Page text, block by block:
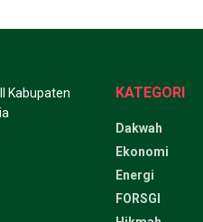
Kabupaten
KATEGORI
Dakwah
Ekonomi
Energi
FORSGI